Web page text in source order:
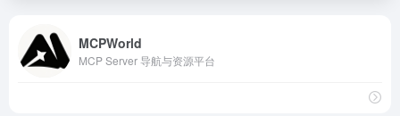
MCPWorld
MCP Server 导航与资源平台